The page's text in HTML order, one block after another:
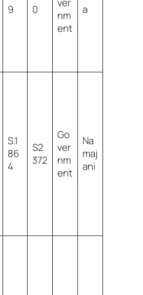
9
0
nm
ent
a
S.1
86
4
S2
372
Go
ver
nm
ent
Na
maj
ani